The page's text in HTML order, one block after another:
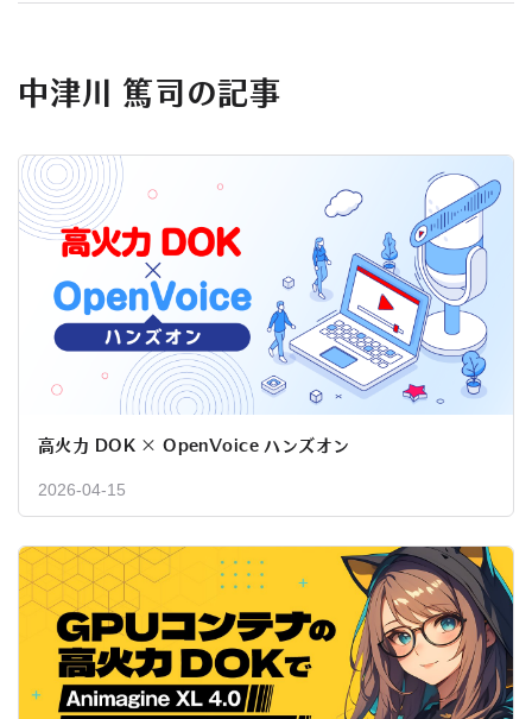
中津川 篤司の記事
高火力 DOK × OpenVoice ハンズオン
2026-04-15